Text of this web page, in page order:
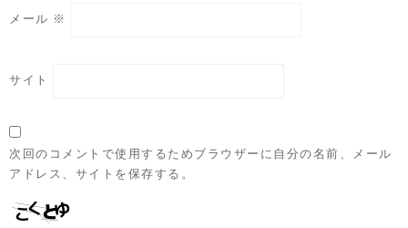
メール ※
サイト
次回のコメントで使用するためブラウザーに自分の名前、メール
アドレス、サイトを保存する。